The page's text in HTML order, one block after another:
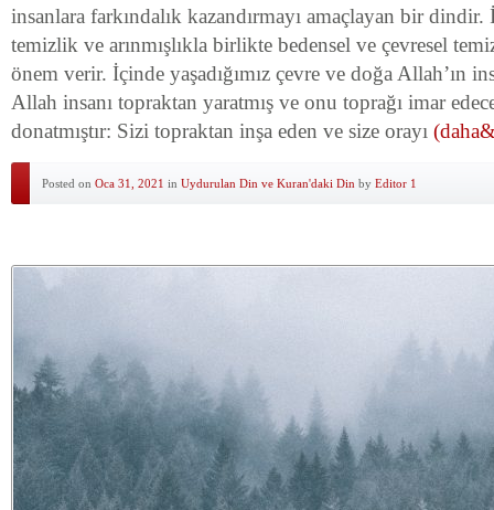
insanlara farkındalık kazandırmayı amaçlayan bir
temizlik ve arınmışlıkla birlikte bedensel ve çevresel
önem verir. İçinde yaşadığımız çevre ve doğa Allah’ın
Allah insanı topraktan yaratmış ve onu toprağı imar
donatmıştır: Sizi topraktan inşa eden ve size orayı
Posted on Oca 31, 2021 in Uydurulan Din ve Kuran'daki Din by Editor 1